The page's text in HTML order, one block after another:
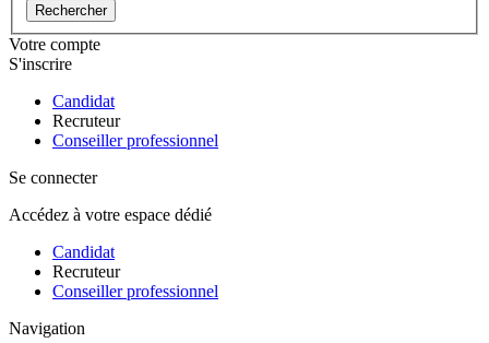
Rechercher
Votre compte
S'inscrire
Candidat
Recruteur
Conseiller professionnel
Se connecter
Accédez à votre espace dédié
Candidat
Recruteur
Conseiller professionnel
Navigation